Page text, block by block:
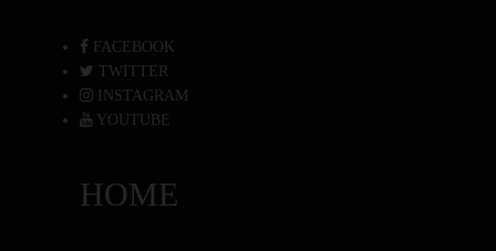
FACEBOOK
TWITTER
INSTAGRAM
YOUTUBE
HOME